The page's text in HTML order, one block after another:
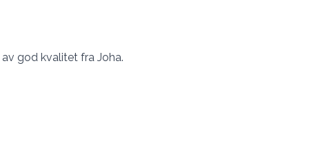
god kvalitet fra Joha.